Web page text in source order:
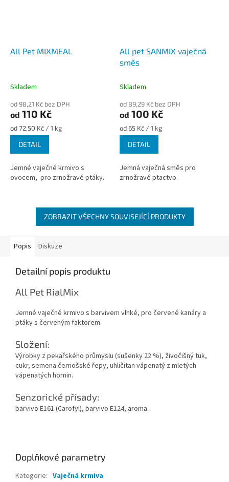
All Pet MIXMEAL
Skladem
od 98,21 Kč bez DPH
od 110 Kč
Měrná
cena:
od 72,50 Kč / 1 kg
DETAIL
Jemné vaječné krmivo s
ovocem, pro zrnožravé ptáky.
All pet SANMIX vaječná
směs
Skladem
od 89,29 Kč bez DPH
od 100 Kč
Měrná
cena:
od 65 Kč / 1 kg
DETAIL
Jemná vaječná směs pro
zrnožravé ptactvo.
ZOBRAZIT VŠECHNY SOUVISEJÍCÍ PRODUKTY
Popis Diskuze
Detailní popis produktu
All Pet RialMix
Jemné vaječné krmivo s barvivem vlhké, pro červené kanáry a
ptáky s červeným faktorem.
Složení:
Výrobky z pekařského průmyslu (sušenky 22 %), živočišný tuk,
cukr, semena černošské řepy, uhličitan vápenatý z mletých
vápenatých hornin.
Senzorické přísady:
barvivo E161 (Carofyl), barvivo E124, aroma.
Doplňkové parametry
Kategorie: Vaječná krmiva